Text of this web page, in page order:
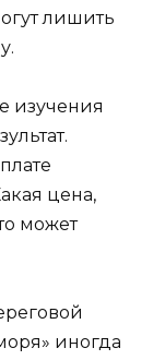
лишить
изучения
цена,
может
иногда